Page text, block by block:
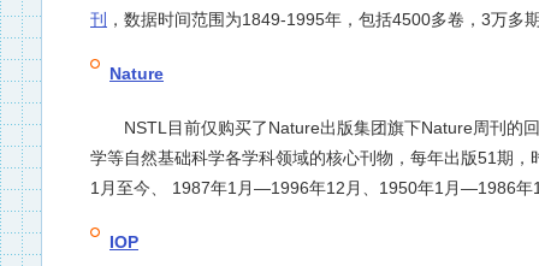
刊
，数据时间范围为1849-1995年，包括4500多卷，3万多
Nature
NSTL目前仅购买了Nature出版集团旗下Nature周刊的回
学等自然基础科学各学科领域的核心刊物，每年出版51期
1月至今、 1987年1月—1996年12月、1950年1月—1986
IOP